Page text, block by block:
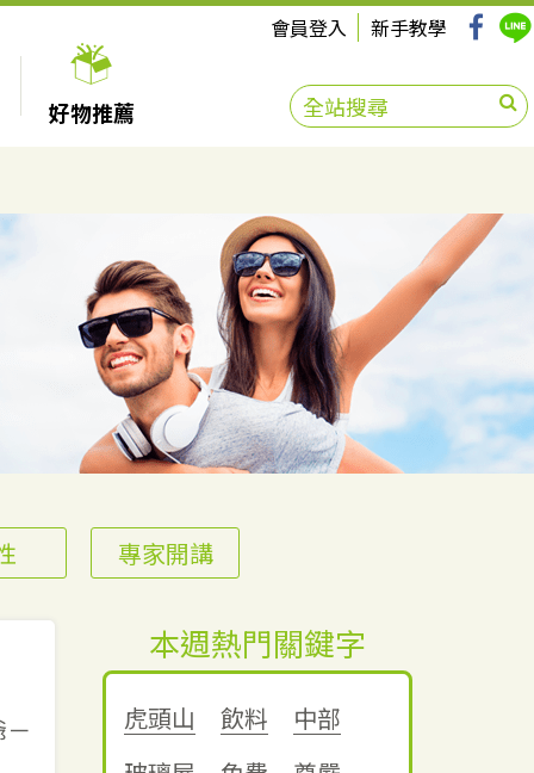
會員登入 新手教學
好物推薦
專家開講
本週熱門關鍵字
虎頭山 飲料
中部